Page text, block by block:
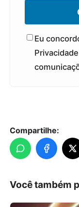
Eu
Compartilhe:
Você também